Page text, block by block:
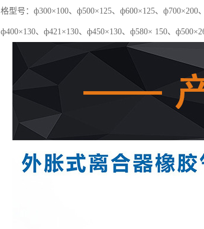
格型号：ф300×100、ф500×125、ф600×125、ф700×200
ф400×130、ф421×130、ф450×130、ф580× 150、